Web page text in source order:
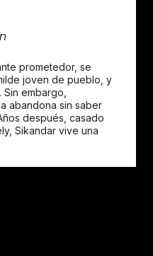
prometedor, se
joven de pueblo, y
embargo,
abandona sin saber
después, casado
Sikandar vive una